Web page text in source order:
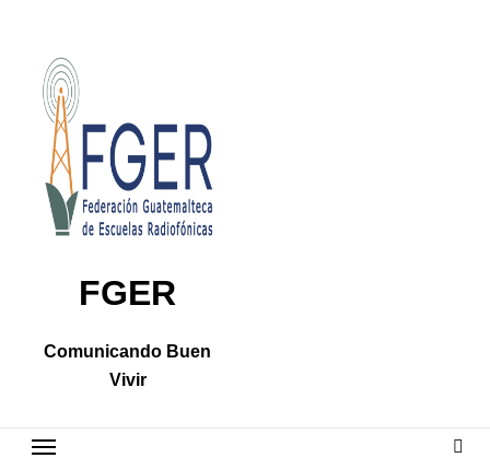
content
FGER
Comunicando Buen
Vivir